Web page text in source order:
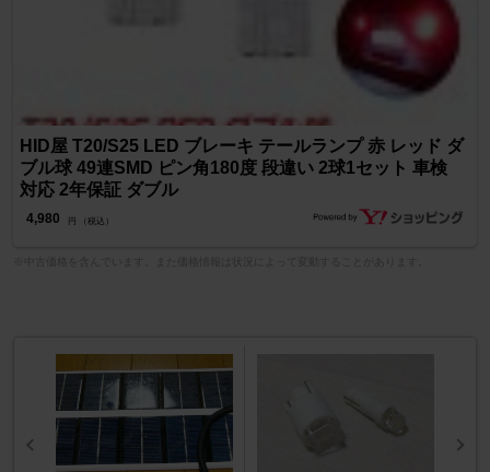
HID屋 T20/S25 LED ブレーキ テールランプ 赤 レッド ダ
ブル球 49連SMD ピン角180度 段違い 2球1セット 車検
対応 2年保証 ダブル
4,980 円 （税込）